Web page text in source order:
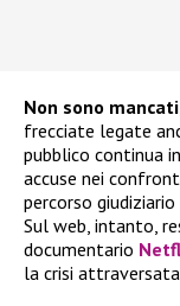
Non sono mancati
frecciate legate
pubblico continua
accuse nei
percorso
Sul web, intanto,
documentario
la crisi